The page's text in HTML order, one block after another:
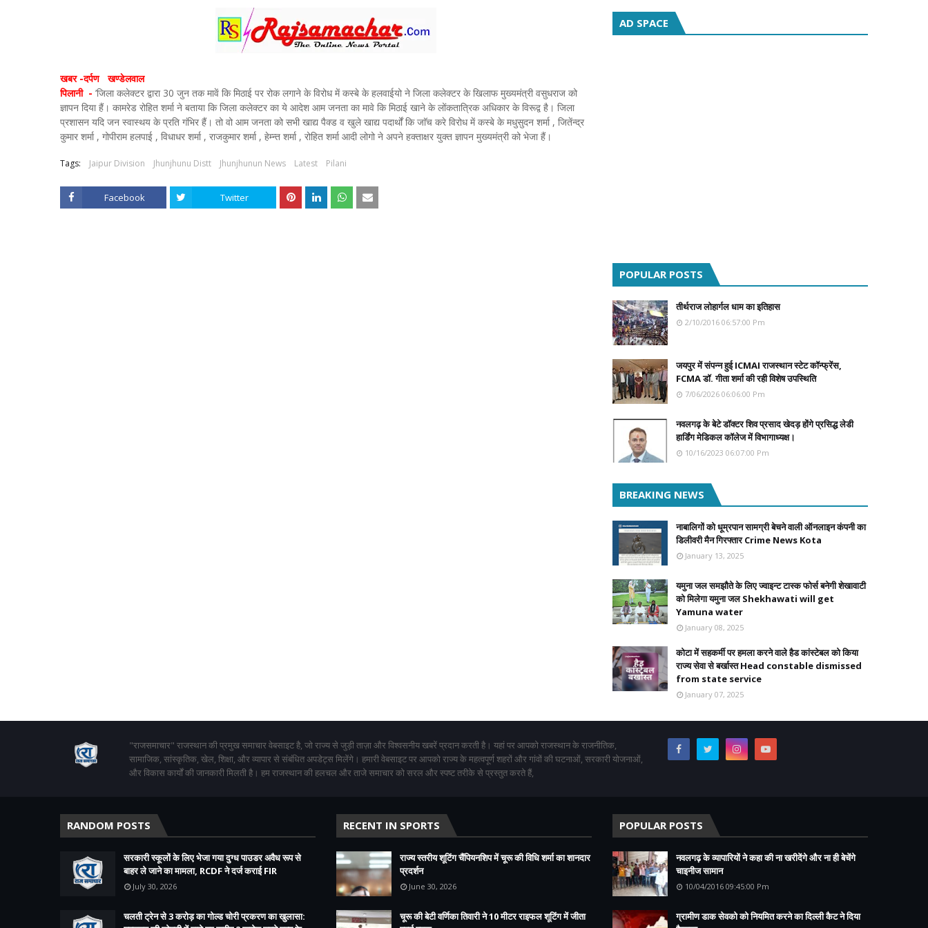
खबर -दर्पण खण्डेलवाल
पिलानी - ’जिला कलेक्टर द्वारा 30 जुन तक मावें कि मिठाई पर रोक लगाने के विरोध में कस्बे के हलवाईयो ने जिला कलेक्टर के खिलाफ मुख्यमंत्री वसुधराज को
ज्ञापन दिया हैं। कामरेड रोहित शर्मा ने बताया कि जिला कलेक्टर का ये आदेश आम जनता का मावे कि मिठाई खाने के लोंकतात्रिक अधिकार के विरूद्व है। जिला
प्रशासन यदि जन स्वास्थय के प्रति गंभिर हैं। तो वो आम जनता को सभी खाद्य पैक्ड व खुले खाद्य पदार्थों कि जाॅच करे विरोध में कस्बे के मधुसुदन शर्मा , जितेंन्द्र
कुमार शर्मा , गोपीराम हलपाई , विधाधर शर्मा , राजकुमार शर्मा , हेम्न्त शर्मा , रोहित शर्मा आदी लोगो ने अपने हक्ताक्षर युक्त ज्ञापन मुख्यमंत्री को भेजा हैं।
Tags: Jaipur Division Jhunjhunu Distt Jhunjhunun News Latest Pilani
Facebook Twitter
AD SPACE
POPULAR POSTS
तीर्थराज लोहार्गल धाम का इतिहास
2/10/2016 06:57:00 Pm
जयपुर में संपन्न हुई ICMAI राजस्थान स्टेट कॉन्फ्रेंस,
FCMA डॉ. गीता शर्मा की रही विशेष उपस्थिति
7/06/2026 06:06:00 Pm
नवलगढ़ के बेटे डॉक्टर शिव प्रसाद खेदड़ होंगे प्रसिद्ध लेडी
हार्डिंग मेडिकल कॉलेज में विभागाध्यक्ष।
10/16/2023 06:07:00 Pm
BREAKING NEWS
नाबालिगों को धूम्रपान सामग्री बेचने वाली ऑनलाइन कंपनी का
डिलीवरी मैन गिरफ्तार Crime News Kota
January 13, 2025
यमुना जल समझौते के लिए ज्वाइन्ट टास्क फोर्स बनेगी शेखावाटी
को मिलेगा यमुना जल Shekhawati will get
Yamuna water
January 08, 2025
कोटा में सहकर्मी पर हमला करने वाले हैड कांस्टेबल को किया
राज्य सेवा से बर्खास्त Head constable dismissed
from state service
January 07, 2025
"राजसमाचार" राजस्थान की प्रमुख समाचार वेबसाइट है, जो राज्य से जुड़ी ताज़ा और विश्वसनीय खबरें प्रदान करती है। यहां पर आपको राजस्थान के राजनीतिक,
सामाजिक, सांस्कृतिक, खेल, शिक्षा, और व्यापार से संबंधित अपडेट्स मिलेंगे। हमारी वेबसाइट पर आपको राज्य के महत्वपूर्ण शहरों और गांवों की घटनाओं, सरकारी योजनाओं,
और विकास कार्यों की जानकारी मिलती है। हम राजस्थान की हलचल और ताजे समाचार को सरल और स्पष्ट तरीके से प्रस्तुत करते हैं,
RANDOM POSTS
सरकारी स्कूलों के लिए भेजा गया दुग्ध पाउडर अवैध रूप से
बाहर ले जाने का मामला, RCDF ने दर्ज कराई FIR
July 30, 2026
चलती ट्रेन से 3 करोड़ का गोल्ड चोरी प्रकरण का खुलासा:
RECENT IN SPORTS
राज्य स्तरीय शूटिंग चैंपियनशिप में चूरू की विधि शर्मा का शानदार
प्रदर्शन
June 30, 2026
चूरू की बेटी वर्णिका तिवारी ने 10 मीटर राइफल शूटिंग में जीता
POPULAR POSTS
नवलगढ़ के व्यापारियों ने कहा की ना खरीदेंगे और ना ही बेचेंगे
चाइनीज सामान
10/04/2016 09:45:00 Pm
ग्रामीण डाक सेवको को नियमित करने का दिल्ली कैट ने दिया